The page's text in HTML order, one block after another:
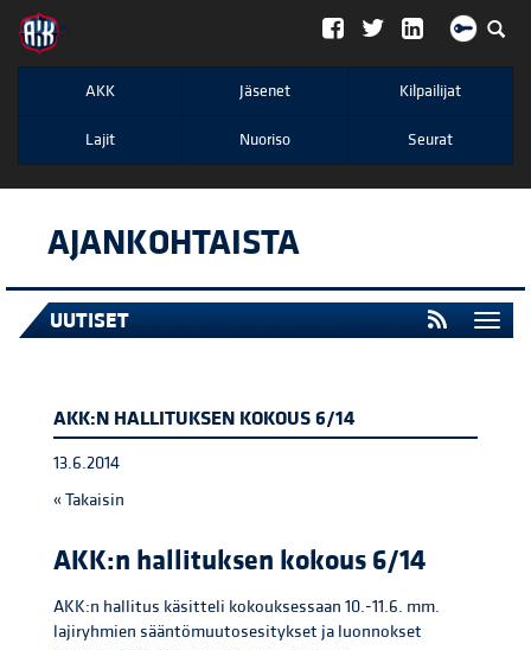
";
AKK Jäsenet Kilpailijat
Lajit Nuoriso Seurat
AJANKOHTAISTA
UUTISET
AKK:N HALLITUKSEN KOKOUS 6/14
13.6.2014
« Takaisin
AKK:n hallituksen kokous 6/14
AKK:n hallitus käsitteli kokouksessaan 10.-11.6. mm.
lajiryhmien sääntömuutosesitykset ja luonnokset